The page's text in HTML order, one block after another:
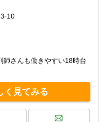
10
師さんも働きやすい18時台
く見てみる